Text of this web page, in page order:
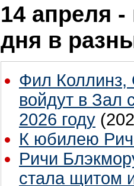
14 апреля -
дня в
Фил Коллинз,
войдут в Зал
2026 году
К юбилею
Ричи
стала щитом